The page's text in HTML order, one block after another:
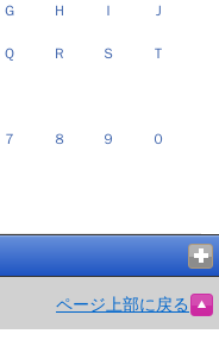
Ｇ Ｈ Ｉ Ｊ
Ｑ Ｒ Ｓ Ｔ
７ ８ ９ ０
ページ上部に戻る